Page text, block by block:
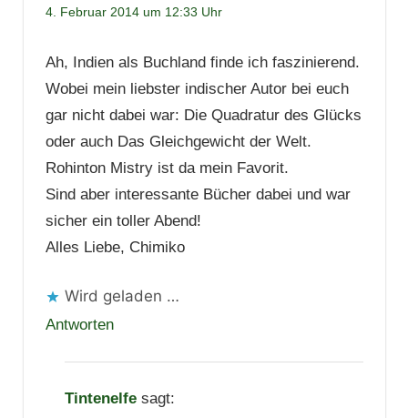
4. Februar 2014 um 12:33 Uhr
Ah, Indien als Buchland finde ich faszinierend.
Wobei mein liebster indischer Autor bei euch
gar nicht dabei war: Die Quadratur des Glücks
oder auch Das Gleichgewicht der Welt.
Rohinton Mistry ist da mein Favorit.
Sind aber interessante Bücher dabei und war
sicher ein toller Abend!
Alles Liebe, Chimiko
Wird geladen …
Antworten
Tintenelfe sagt: